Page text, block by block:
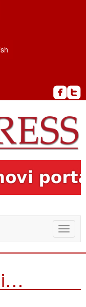
Toggle
i…